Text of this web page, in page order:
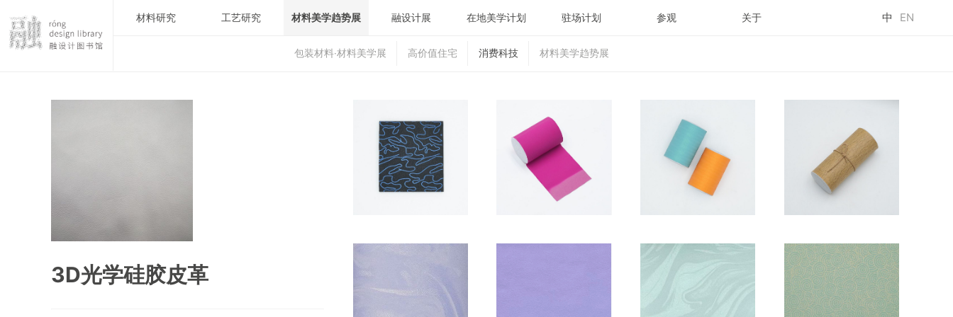
材料研究 工艺研究 材料美学趋势展
包装材料·材料美学展 高价值住宅 消费科技 材料美学趋势展
融设计展 在地美学计划 驻场计划 参观 关于 中 EN
3D光学硅胶皮革